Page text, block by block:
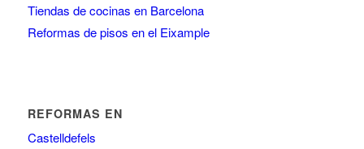
Tiendas de cocinas en Barcelona
Reformas de pisos en el Eixample
REFORMAS EN
Castelldefels